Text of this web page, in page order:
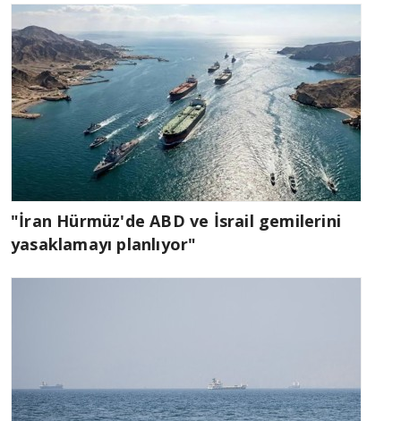
"İran Hürmüz'de ABD ve İsrail gemilerini
yasaklamayı planlıyor"